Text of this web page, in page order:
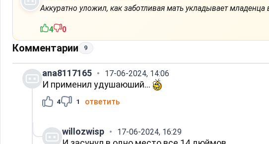
Аккуратно уложил, как заботливая мать укладывает младенца
4 0
Комментарии 9
ana8117165 17-06-2024, 14:06
И применил удушаюший...
4 1 ответить
willozwisp 17-06-2024, 16:29